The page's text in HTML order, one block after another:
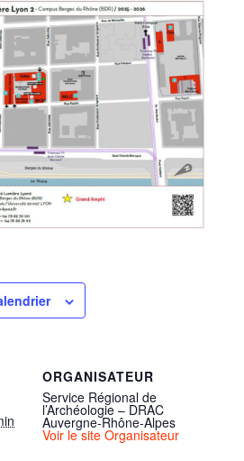
ORGANISATEUR
Service Régional de
l’Archéologie – DRAC
Auvergne-Rhône-Alpes
Voir le site Organisateur